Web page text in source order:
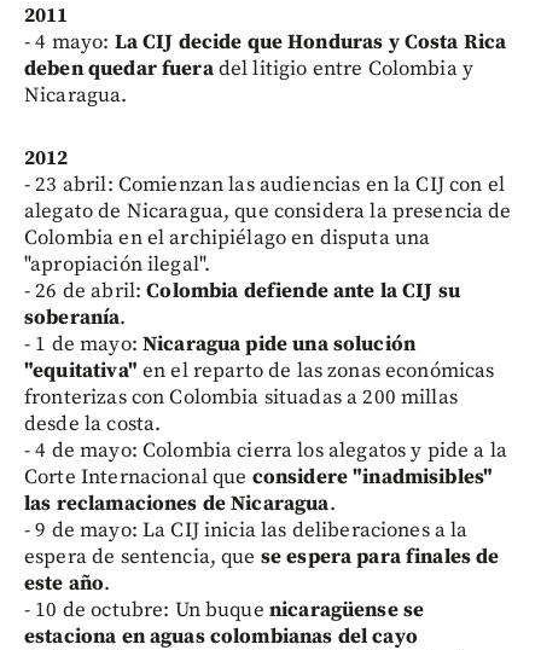
2011
- 4 mayo: La CIJ decide que Honduras y Costa Rica
deben quedar fueradel litigio entre Colombia y
Nicaragua.
2012
- 23 abril: Comienzan las audiencias en la CIJ con el
alegato de Nicaragua, que considera la presencia de
Colombia en el archipiélago en disputa una
"apropiación ilegal".
- 26 de abril:Colombia defiende ante la CIJ su
soberanía.
- 1 de mayo: Nicaragua pide una solución
"equitativa" en el reparto de las zonas económicas
fronterizas con Colombia situadas a 200 millas
desde la costa.
- 4 de mayo: Colombia cierra los alegatos y pide a la
Corte Internacional que considere "inadmisibles"
las reclamaciones de Nicaragua.
- 9 de mayo: La CIJ inicia las deliberaciones a la
espera de sentencia, que se espera para finales de
este año.
- 10 de octubre: Un buque nicaragüense se
estaciona en aguas colombianas del cayo